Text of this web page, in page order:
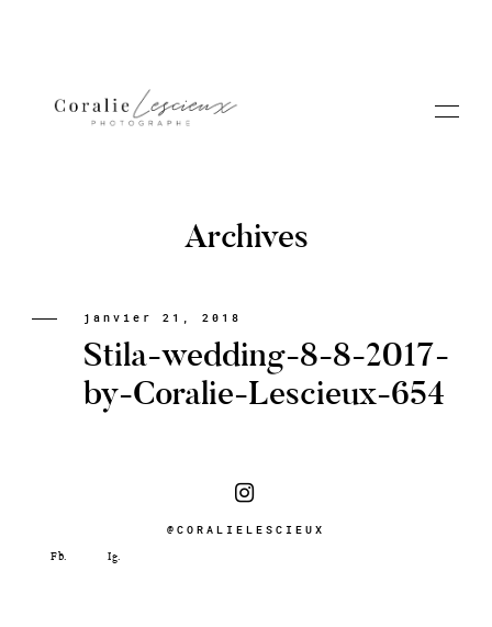
Portfolio
A PROPOS CORALIE
Archives
janvier 21, 2018
Stila-wedding-8-8-2017-
by-Coralie-Lescieux-654
@CORALIELESCIEUX